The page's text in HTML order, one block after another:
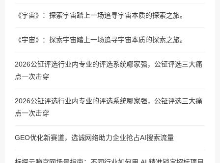
《宇宙》：探索宇宙踏上一场追寻宇宙本质的探索之旅。
《宇宙》：探索宇宙踏上一场追寻宇宙本质的探索之旅。
2026公钲评选行业内专业的评选系统哪家强，公钲评选三大痛
点一次击穿
2026公钲评选行业内专业的评选系统哪家强，公钲评选三大痛
点一次击穿
GEO优化新赛道，选诚网络助力企业抢占AI搜索流量